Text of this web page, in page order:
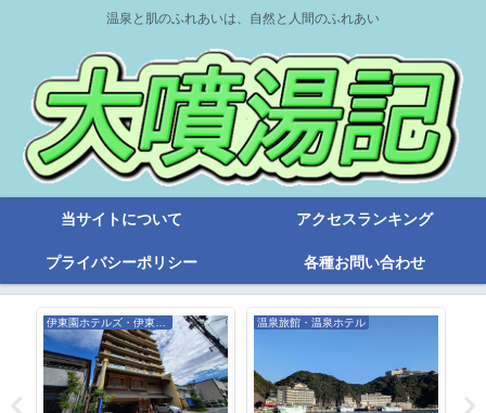
温泉と肌のふれあいは、自然と人間のふれあい
当サイトについて アクセスランキング
プライバシーポリシー 各種お問い合わせ
温泉旅館・温泉ホテル